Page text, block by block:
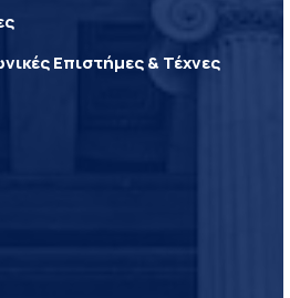
Επιστήμες & Τέχνες